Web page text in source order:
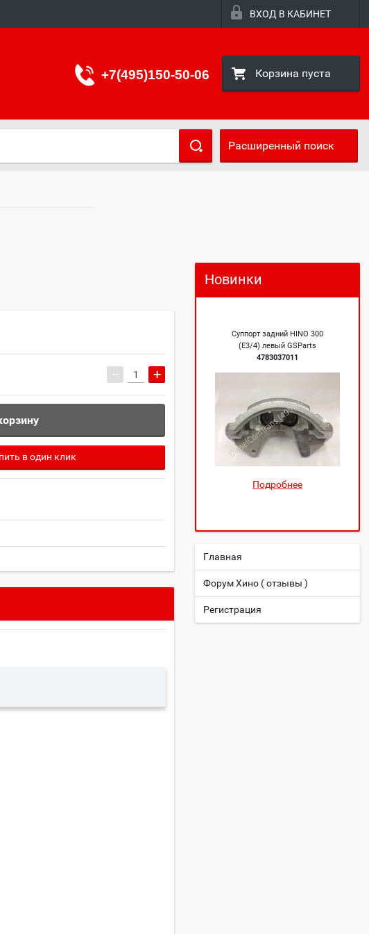
ВХОД В КАБИНЕТ
+7(495)150-50-06 Корзина пуста
Расширенный поиск
− +
в один клик
Новинки
Суппорт задний HINO 300
(Е3/4) левый GSParts
4783037011
Подробнее
Главная
Форум Хино ( отзывы )
Регистрация